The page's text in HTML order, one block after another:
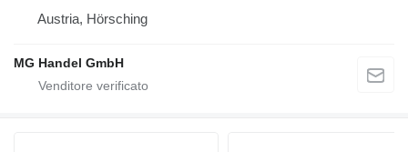
Austria, Hörsching
MG Handel GmbH